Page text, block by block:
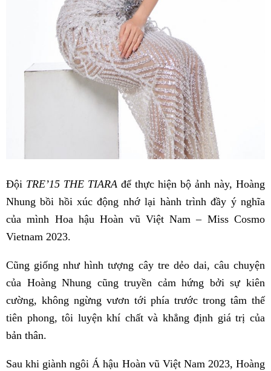
Đội TRE’15 THE TIARA để thực hiện bộ ảnh này, Hoàng
Nhung bồi hồi xúc động nhớ lại hành trình đầy ý nghĩa
của mình Hoa hậu Hoàn vũ Việt Nam – Miss Cosmo
Vietnam 2023.
Cũng giống như hình tượng cây tre dẻo dai, câu chuyện
của Hoàng Nhung cũng truyền cảm hứng bởi sự kiên
cường, không ngừng vươn tới phía trước trong tâm thế
tiên phong, tôi luyện khí chất và khẳng định giá trị của
bản thân.
Sau khi giành ngôi Á hậu Hoàn vũ Việt Nam 2023, Hoàng